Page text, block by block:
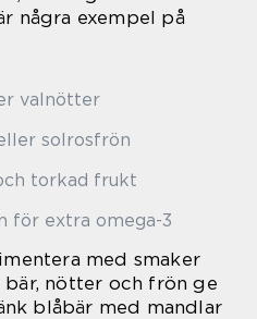
några exempel på
valnötter
solrosfrön
torkad frukt
för extra omega-3
med smaker
nötter och frön ge
blåbär med mandlar